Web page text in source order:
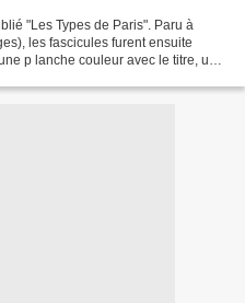
"Les Types de Paris". Paru à
les fascicules furent ensuite
p lanche couleur avec le titre, un